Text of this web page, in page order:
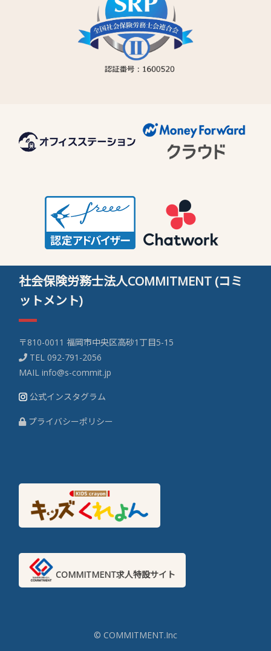
社会保険労務士法人COMMITMENT (コミ
ットメント)
〒810-0011 福岡市中央区高砂1丁目5-15
TEL092-791-2056
MAILinfo@s-commit.jp
公式インスタグラム
プライバシーポリシー
COMMITMENT求人特設サイト
© COMMITMENT.Inc